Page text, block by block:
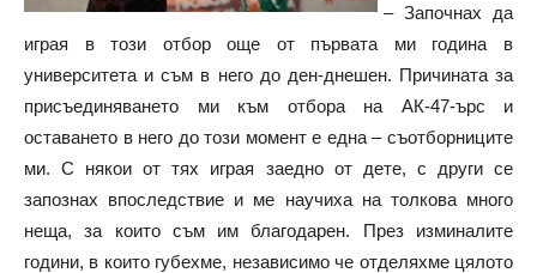
– Започнах да
играя в този отбор още от първата ми година в
университета и съм в него до ден-днешен. Причината за
присъединяването ми към отбора на АК-47-ърс и
оставането в него до този момент е една – съотборниците
ми. С някои от тях играя заедно от дете, с други се
запознах впоследствие и ме научиха на толкова много
неща, за които съм им благодарен. През изминалите
години, в които губехме, независимо че отделяхме цялото